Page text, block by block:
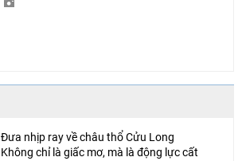
Đưa nhịp ray về châu thổ Cửu Long
Không chỉ là giấc mơ, mà là động lực cất